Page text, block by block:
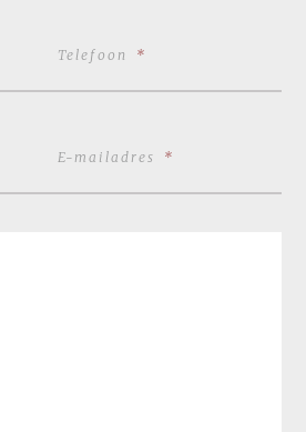
Telefoon *
E-mailadres *